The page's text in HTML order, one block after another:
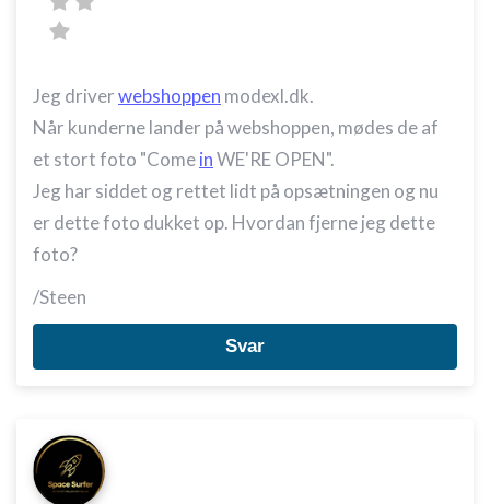
Jeg driverwebshoppen modexl.dk.
Når kunderne lander på webshoppen, mødes de af
et stort foto "ComeinWE'RE OPEN".
Jeg har siddet og rettet lidt på opsætningen og nu
er dette foto dukket op. Hvordan fjerne jeg dette
foto?
/Steen
Svar